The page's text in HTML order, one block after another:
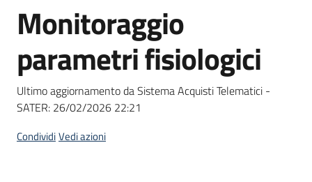
Bandi
strumenti
di
acquisto
Salta al contenuto
Monitoraggio
parametri fisiologici
Ultimo aggiornamento da Sistema Acquisti Telematici -
SATER: 26/02/2026 22:21
CondividiVedi azioni